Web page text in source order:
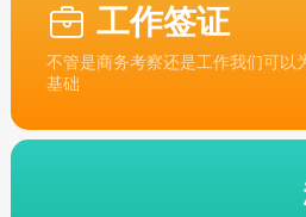
工作签证
不管是商务考察还是工作我们可以
基础